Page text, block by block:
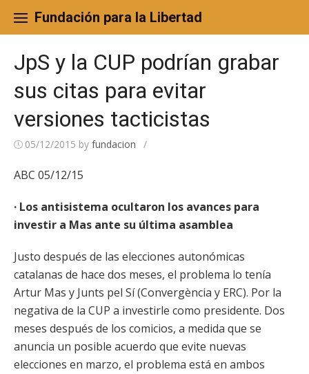
content
Fundación para la Libertad
JpS y la CUP podrían grabar
sus citas para evitar
versiones tacticistas
05/12/2015 by fundacion /
ABC 05/12/15
· Los antisistema ocultaron los avances para
investir a Mas ante su última asamblea
Justo después de las elecciones autonómicas
catalanas de hace dos meses, el problema lo tenía
Artur Mas y Junts pel Sí (Convergència y ERC). Por la
negativa de la CUP a investirle como presidente. Dos
meses después de los comicios, a medida que se
anuncia un posible acuerdo que evite nuevas
elecciones en marzo, el problema está en ambos